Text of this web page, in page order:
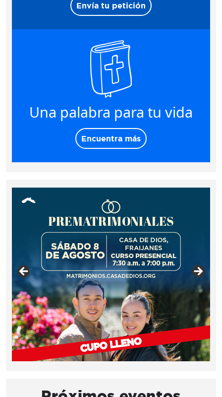
Envía tu petición
Una palabra para tu vida
Encuentra más